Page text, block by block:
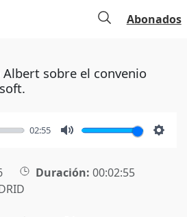
Abonados
Albert sobre el convenio
02:55
Duración: 00:02:55